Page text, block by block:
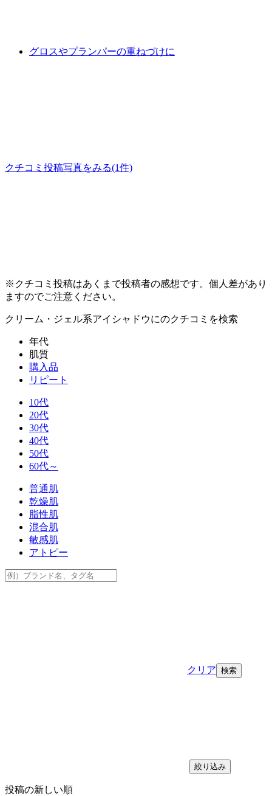
グロスやプランパーの重ねづけに
クチコミ投稿写真をみる(1件)
※クチコミ投稿はあくまで投稿者の感想です。個人差があり
ますのでご注意ください。
クリーム・ジェル系アイシャドウにのクチコミを検索
年代
肌質
購入品
リピート
10代
20代
30代
40代
50代
60代～
普通肌
乾燥肌
脂性肌
混合肌
敏感肌
アトピー
クリア
絞り込み
投稿の新しい順